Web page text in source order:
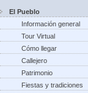
El Pueblo
Información general
Tour Virtual
Cómo llegar
Callejero
Patrimonio
Fiestas y tradiciones